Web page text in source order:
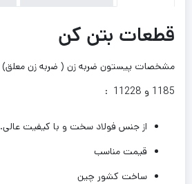
معلق)
بتن
11210
1185
11228
قطعات بتن کن
1185 و 11228 :
از جنس فولاد سخت و با کیفیت عالی.
قیمت مناسب
ساخت کشور چین